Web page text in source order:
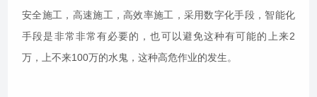
安全施工，高速施工，高效率施工，采用数字化手段，智能化
手段是非常非常有必要的，也可以避免这种有可能的上来2
万，上不来100万的水鬼，这种高危作业的发生。